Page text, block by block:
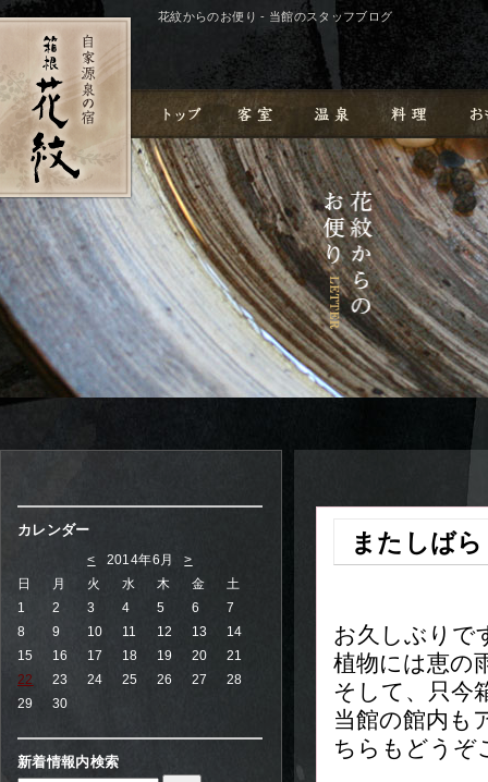
花紋からのお便り - 当館のスタッフブログ
カレンダー
< 2014年6月>
日
月 火 水 木 金
土
1
2 3 4 5 6
7
8
9 10 11 12 13
14
15
16 17 18 19 20
21
22
23 24 25 26 27
28
29
30
新着情報内検索
またしば
お久しぶりで
植物には恵の
そして、只今
当館の館内も
ちらもどうぞ